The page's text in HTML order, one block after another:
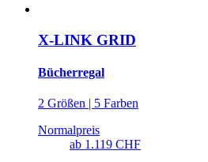
X-LINK GRID
Bücherregal
2 Größen | 5 Farben
Normalpreis
ab 1.119 CHF